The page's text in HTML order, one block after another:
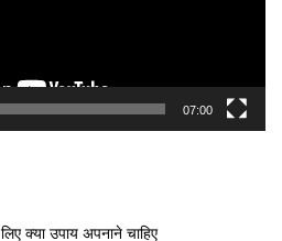
07:00
क्या उपाय अपनाने चाहिए